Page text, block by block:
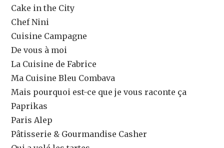
Cake in the City
Chef Nini
Cuisine Campagne
De vous à moi
La Cuisine de Fabrice
Ma Cuisine Bleu Combava
Mais pourquoi est-ce que je vous raconte ça
Paprikas
Paris Alep
Pâtisserie & Gourmandise Casher